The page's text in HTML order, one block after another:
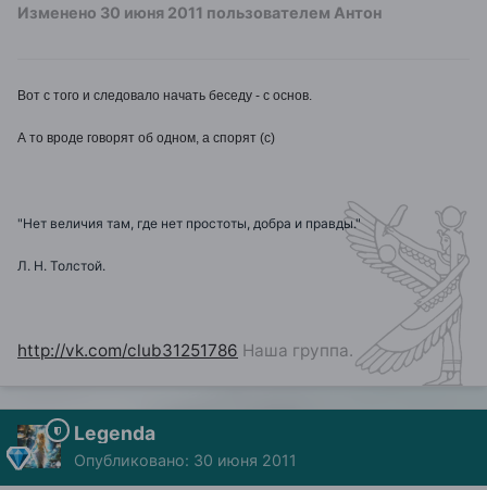
Изменено 30 июня 2011 пользователем Антон
Вот с того и следовало начать беседу - с основ.
А то вроде говорят об одном, а спорят (с)
"Нет величия там, где нет простоты, добра и правды."
Л. Н. Толстой.
http://vk.com/club31251786 Наша группа.
Legenda
Опубликовано: 30 июня 2011